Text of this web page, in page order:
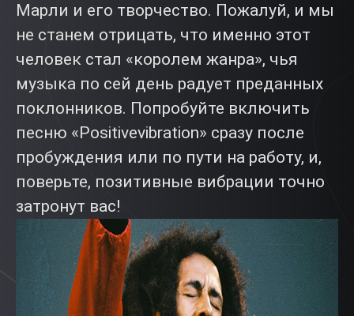
Марли и его творчество. Пожалуй, и мы
не станем отрицать, что именно этот
человек стал «королем жанра», чья
музыка по сей день радует преданных
поклонников. Попробуйте включить
песню «Positivevibration» сразу после
пробуждения или по пути на работу, и,
поверьте, позитивные вибрации точно
затронут вас!